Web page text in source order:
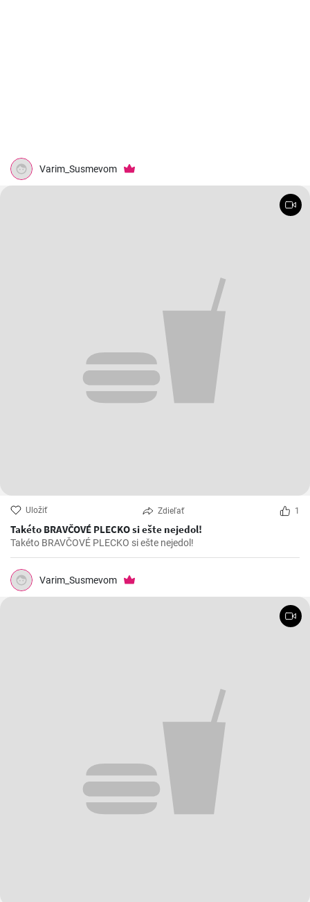
Varim_Susmevom
Uložiť Zdieľať 1
Takéto BRAVČOVÉ PLECKO si ešte nejedol!
Takéto BRAVČOVÉ PLECKO si ešte nejedol!
Varim_Susmevom